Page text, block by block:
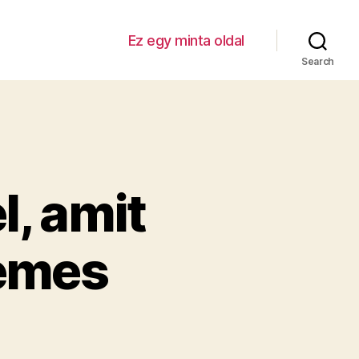
Ez egy minta oldal
Search
amit